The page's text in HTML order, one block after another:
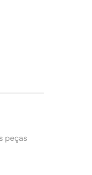
peças